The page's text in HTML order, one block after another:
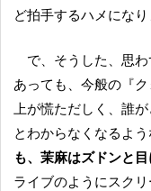
ど拍手するハメになり
で、そうした、思わず舞台に魅了されてしまったお芝居で
あっても、今般の『
上が慌ただしく、誰
とわからなくなるよう
も、茉麻はズドンと
ライブのようにスク